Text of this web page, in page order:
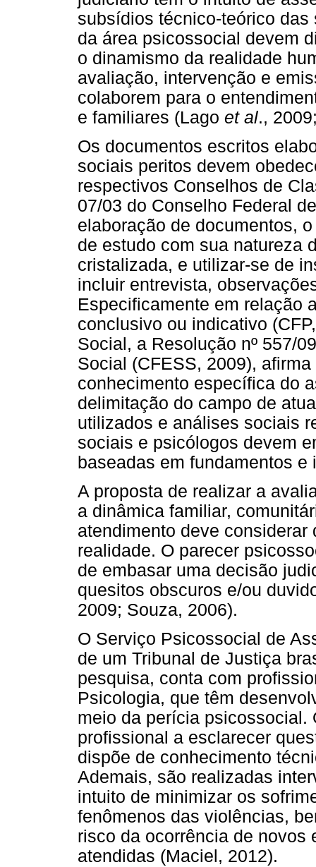
subsídios técnico-teórico
da área psicossocial devem
o dinamismo da realidade
avaliação, intervenção e
colaborem para o
e familiares (Lago et al.,
Os documentos escritos
sociais peritos devem
respectivos Conselhos de
07/03 do Conselho Federal
elaboração de documentos,
de estudo com sua natureza
cristalizada, e utilizar-se de
incluir entrevista,
Especificamente em relação
conclusivo ou indicativo
Social, a Resolução nº 557/
Social (CFESS, 2009),
conhecimento específica do
delimitação do campo de
utilizados e análises sociais
sociais e psicólogos devem
baseadas em fundamentos
A proposta de realizar a
a dinâmica familiar,
atendimento deve
realidade. O parecer
de embasar uma decisão
quesitos obscuros e/ou
2009; Souza, 2006).
O Serviço Psicossocial de
de um Tribunal de Justiça
pesquisa, conta com
Psicologia, que têm
meio da perícia psicossocial.
profissional a esclarecer
dispõe de conhecimento
Ademais, são realizadas
intuito de minimizar os
fenômenos das violências,
risco da ocorrência de
atendidas (Maciel, 2012).